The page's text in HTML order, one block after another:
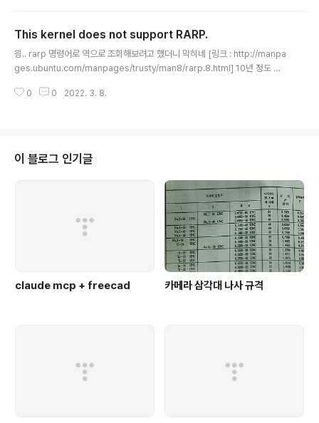
This kernel does not support RARP.
읭.. rarp 명령어로 역으로 조회해보려고 했더니 막히네 [링크 : http://manpa
ges.ubuntu.com/manpages/trusty/man8/rarp.8.html] 10년 정도 전
asn't supported RARP for a number of years now. Possibly over
0 0 2022. 3. 8.
이 블로그 인기글
claude mcp + freecad 카메라 삼각대 나사 규격